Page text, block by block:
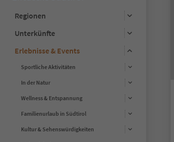
Regionen
Unterkünfte
Erlebnisse & Events
Sportliche Aktivitäten
In der Natur
Wellness & Entspannung
Familienurlaub in Südtirol
Kultur & Sehenswürdigkeiten